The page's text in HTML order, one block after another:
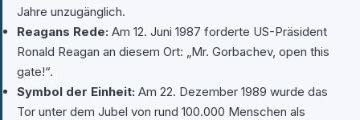
Jahre unzugänglich.
Reagans Rede: Am 12. Juni 1987 forderte US-Präsident
Ronald Reagan an diesem Ort: „Mr. Gorbachev, open this
gate!“.
Symbol der Einheit: Am 22. Dezember 1989 wurde das
Tor unter dem Jubel von rund 100.000 Menschen als